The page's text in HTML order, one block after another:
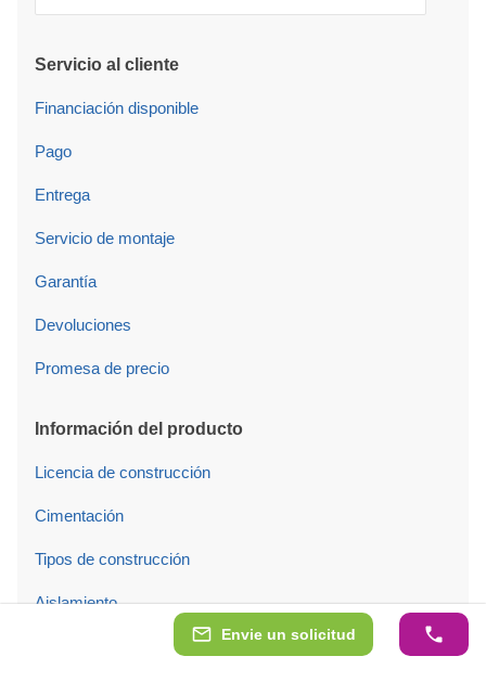
Envie un solicitud
Servicio al cliente
Financiación disponible
Pago
Entrega
Servicio de montaje
Garantía
Devoluciones
Promesa de precio
Información del producto
Licencia de construcción
Cimentación
Tipos de construcción
Aislamiento